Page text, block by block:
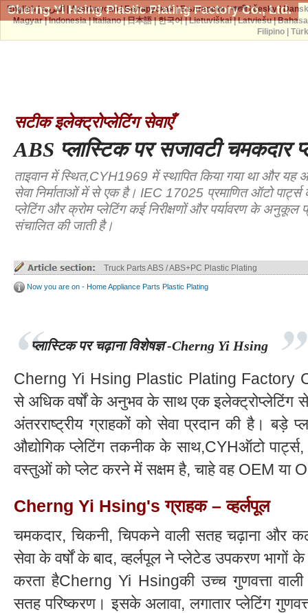
Cherng Yi Hsing Plastic Plating Factory Co., Ltd.
सटीक इलेक्ट्रोप्लेटिंग सेवाएँ
ABS प्लास्टिक पर सजावटी चमकदार
ताइवान में स्थित,CYH1969 में स्थापित किया गया था और यह
सेवा निर्माताओं में से एक है। IEC 17025 प्रमाणित ऑटो पार्ट्स
प्लेटिंग और क्रोम प्लेटिंग कई निरीक्षणों और पर्यावरण के अनुकूल
संचालित की जाती है।
Truck Parts ABS / ABS+PC Plastic Plating
Now you are on - Home Appliance Parts Plastic Plating
प्लास्टिक पर चढ़ाना विशेषज्ञ -Cherng Yi Hsing
Cherng Yi Hsing Plastic Plating Factory
से अधिक वर्षों के अनुभव के साथ एक इलेक्ट्रोप्लेटिंग
अंतरराष्ट्रीय ग्राहकों को सेवा प्रदान की है। बड़े
औद्योगिक प्लेटिंग तकनीक के साथ,CYHऑटो पार्ट्स,
वस्तुओं को प्लेट करने में सक्षम है, चाहे वह OEM या
Cherng Yi Hsing's ग्राहक – व्हर्लपूल
चमकदार, चिकनी, चिपकने वाली सतह चढ़ाना और
सेवा के वर्षों के बाद, व्हर्लपूल ने प्लेटेड उपकरण भागों
करता हैCherng Yi Hsingकी उच्च गुणवत्ता
सतह परिष्करण। इसके अलावा, लगातार प्लेटिंग
English|العربية |Azərbaycan|Беларуская|Български|বাঙ্গালী|česky|
Magyar|Indonesia|Italiano|日本語|한국어|Lietuviškai|Latviešu|
Filipino|